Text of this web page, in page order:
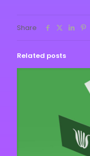
Share
Related posts